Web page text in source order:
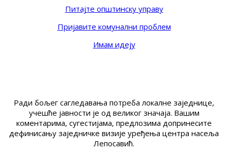
Питајте општинску управу
Пријавите комунални проблем
Имам идеју
Ради бољег сагледавања потреба локалне заједнице,
учешће јавности је од великог значаја. Вашим
коментарима, сугестијама, предлозима допринесите
дефинисању заједничке визије уређења центра насеља
Лепосавић.